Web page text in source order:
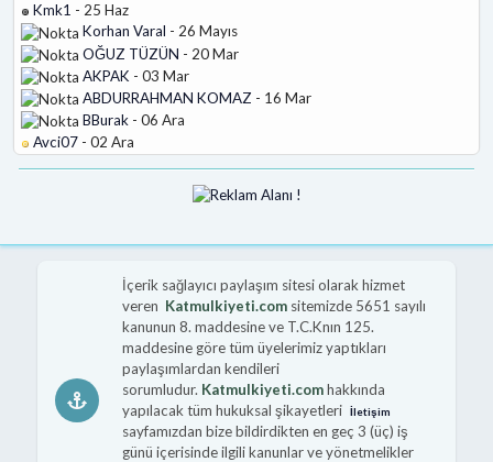
Kmk1 - 25 Haz
Korhan Varal - 26 Mayıs
OĞUZ TÜZÜN - 20 Mar
AKPAK - 03 Mar
ABDURRAHMAN KOMAZ - 16 Mar
BBurak - 06 Ara
Avci07 - 02 Ara
İçerik sağlayıcı paylaşım sitesi olarak hizmet
veren Katmulkiyeti.comsitemizde 5651 sayılı
kanunun 8. maddesine ve T.C.Knın 125.
maddesine göre tüm üyelerimiz yaptıkları
paylaşımlardan kendileri
sorumludur. Katmulkiyeti.comhakkında
yapılacak tüm hukuksal şikayetleri İletişim
sayfamızdan bize bildirdikten en geç 3 (üç) iş
günü içerisinde ilgili kanunlar ve yönetmelikler